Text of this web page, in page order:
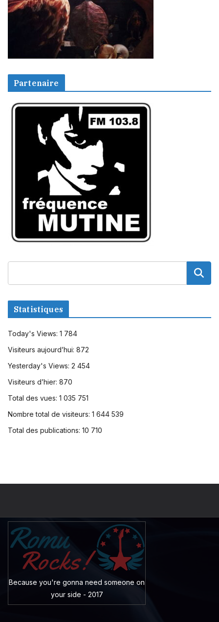
Partenaire
Statistiques
Today's Views: 1 784
Visiteurs aujourd’hui: 872
Yesterday's Views: 2 454
Visiteurs d’hier: 870
Total des vues: 1 035 751
Nombre total de visiteurs: 1 644 539
Total des publications: 10 710
Because you're gonna need someone on
your side - 2017